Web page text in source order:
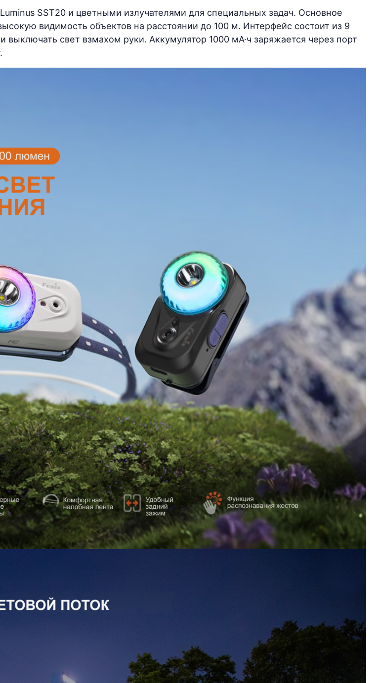
SST20 и цветными излучателями для специальных задач. Основное
видимость объектов на расстоянии до 100 м. Интерфейс состоит из 9
свет взмахом руки. Аккумулятор 1000 мА·ч заряжается через порт